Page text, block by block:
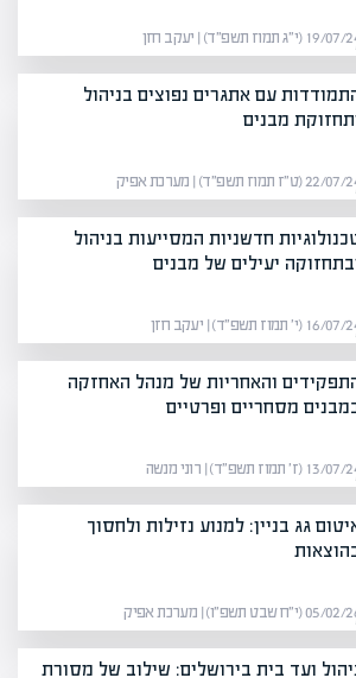
24 (י״ג תמוז תשפ״ד) | יעקב חזן
עם אתגרים נפוצים בניהול
מבנים
24 (ט״ז תמוז תשפ״ד) | מערכת אפיק
חדשניות המסייעות בניהול
יעילים של מבנים
24 (י׳ תמוז תשפ״ד) | יעקב חזן
והאחריות של מנהל האחזקה
מסחריים ופרטיים
24 (ז׳ תמוז תשפ״ד) | רוני מנשה
גג בניין: למנוע נזילות ולחסוך
26 (י״ח שבט תשפ״ו) | מערכת אפיק
ועד בית בירושלים: שילוב של מסורת